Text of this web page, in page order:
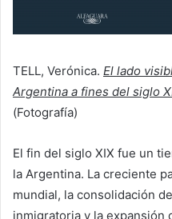
TELL, Verónica. El lado
Argentina a fines del siglo
(Fotografía)
El fin del siglo XIX fue un
la Argentina. La creciente
mundial, la consolidación
inmigratoria y la expansión